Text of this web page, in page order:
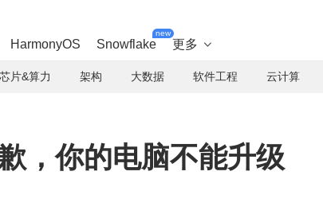
HarmonyOS Snowflake
new
更多 
芯片&算力 架构 大数据 软件工程 云计算
，你的电脑不能升级